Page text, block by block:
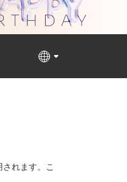
れます。こ